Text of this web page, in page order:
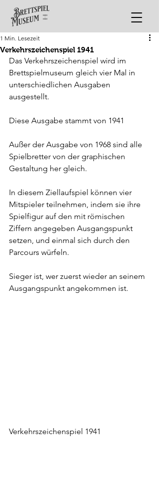
Verkehrszeichenspiel 1941
1 Min. Lesezeit
Das Verkehrszeichenspiel wird im
Brettspielmuseum gleich vier Mal in
unterschiedlichen Ausgaben
ausgestellt.
Diese Ausgabe stammt von 1941
Außer der Ausgabe von 1968 sind alle
Spielbretter von der graphischen
Gestaltung her gleich.
In diesem Ziellaufspiel können vier
Mitspieler teilnehmen, indem sie ihre
Spielfigur auf den mit römischen
Ziffern angegeben Ausgangspunkt
setzen, und einmal sich durch den
Parcours würfeln.
Sieger ist, wer zuerst wieder an seinem
Ausgangspunkt angekommen ist.
Verkehrszeichenspiel 1941